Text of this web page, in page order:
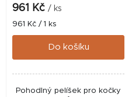
961 Kč / ks
Měrná
cena:
961 Kč / 1 ks
Do košíku
Pohodlný pelíšek pro kočky